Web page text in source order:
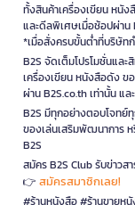
ทั้งสินค้าเครื่องเขียน หนั
และดีลพิเศษเมื่อช้อปผ่าน
*เมื่อสั่งครบขั้นต่ำที่บริษัท
B2S จัดเต็มโปรโมชั่นแล
เครื่องเขียน หนังสือดัง
ผ่าน B2S.co.th เท่านั้น แ
B2S มีทุกอย่างตอบโจทย์
ของเล่นเสริมพัฒนาการ
B2S
สมัคร B2S Club รับข่าวส
👉 สมัครสมาชิกเลย!
#ร้านหนังสือ #ร้านขายห